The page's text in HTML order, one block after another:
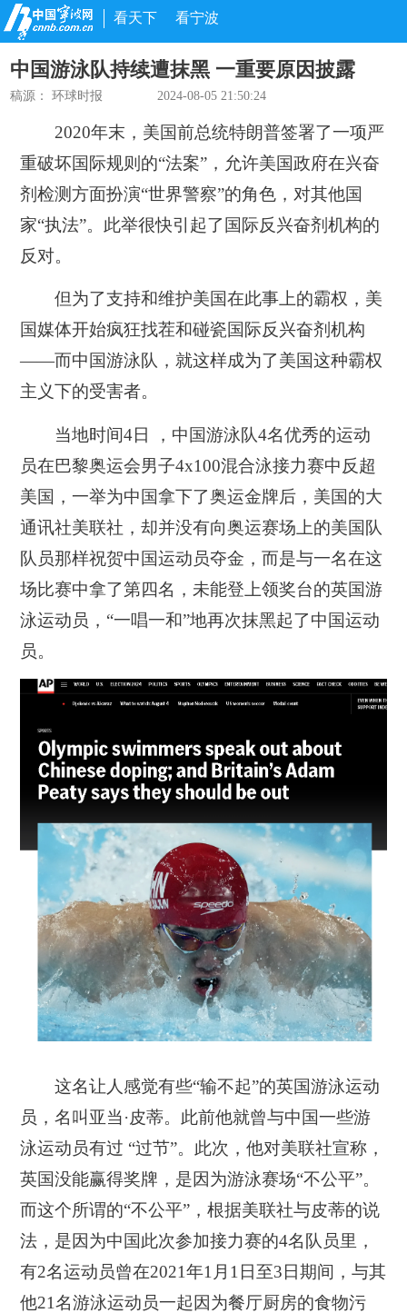
看天下 看宁波
中国游泳队持续遭抹黑 一重要原因披露
稿源：环球时报 2024-08-05 21:50:24
2020年末，美国前总统特朗普签署了一项严
重破坏国际规则的“法案”，允许美国政府在兴奋
剂检测方面扮演“世界警察”的角色，对其他国
家“执法”。此举很快引起了国际反兴奋剂机构的
反对。
但为了支持和维护美国在此事上的霸权，美
国媒体开始疯狂找茬和碰瓷国际反兴奋剂机构
——而中国游泳队，就这样成为了美国这种霸权
主义下的受害者。
当地时间4日 ，中国游泳队4名优秀的运动
员在巴黎奥运会男子4x100混合泳接力赛中反超
美国，一举为中国拿下了奥运金牌后，美国的大
通讯社美联社，却并没有向奥运赛场上的美国队
队员那样祝贺中国运动员夺金，而是与一名在这
场比赛中拿了第四名，未能登上领奖台的英国游
泳运动员，“一唱一和”地再次抹黑起了中国运动
员。
这名让人感觉有些“输不起”的英国游泳运动
员，名叫亚当·皮蒂。此前他就曾与中国一些游
泳运动员有过 “过节”。此次，他对美联社宣称，
英国没能赢得奖牌，是因为游泳赛场“不公平”。
而这个所谓的“不公平”，根据美联社与皮蒂的说
法，是因为中国此次参加接力赛的4名队员里，
有2名运动员曾在2021年1月1日至3日期间，与其
他21名游泳运动员一起因为餐厅厨房的食物污